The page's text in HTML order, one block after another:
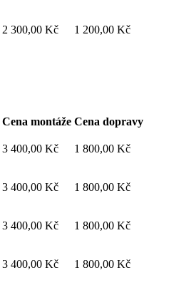
2 300,00 Kč 1 200,00 Kč
Cena montáže Cena dopravy
3 400,00 Kč 1 800,00 Kč
3 400,00 Kč 1 800,00 Kč
3 400,00 Kč 1 800,00 Kč
3 400,00 Kč 1 800,00 Kč